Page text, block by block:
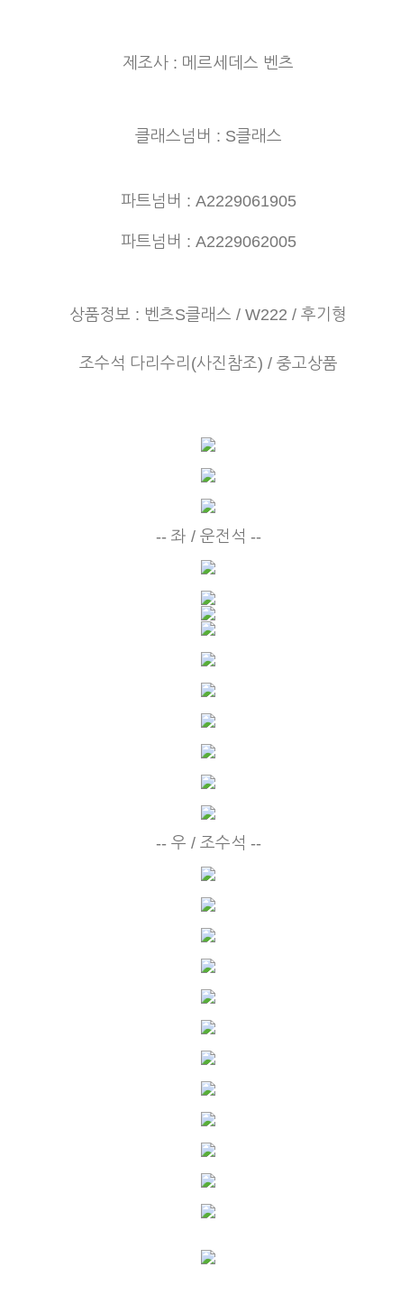
제조사 : 메르세데스 벤츠
클래스넘버 : S클래스
파트넘버 : A2229061905
파트넘버 : A2229062005
상품정보 : 벤츠S클래스 / W222 / 후기형
조수석 다리수리(사진참조) / 중고상품
-- 좌 / 운전석 --
-- 우 / 조수석 --